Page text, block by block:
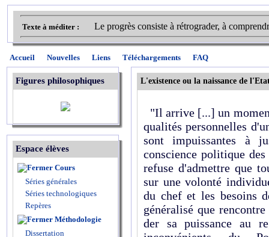
Texte à méditer : Le progrès consiste à rétrograder, à
Accueil Nouvelles Liens Téléchargements FAQ
Figures philosophiques
Espace élèves
Cours
Séries générales
Séries technologiques
Repères
Méthodologie
Dissertation
L'existence ou la naissance de
"Il arrive [...] un
qualités personnelles
sont impuissantes à
conscience politique
refuse d'admettre que
sur une volonté
du chef et les besoins
généralisé que
der sa puissance au